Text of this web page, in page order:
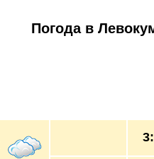
Погода в